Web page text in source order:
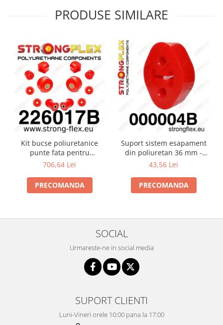
PRODUSE SIMILARE
Kit bucse poliuretanice
punte fata pentru
Volkswagen Golf II -
706,64 Lei
PRECOMANDA
Suport sistem esapament
din poliuretan 36 mm -
000004B
43,56 Lei
PRECOMANDA
SOCIAL
Urmareste-ne in social media
SUPORT CLIENTI
Luni-Vineri orele 10:00 pana la 17:00